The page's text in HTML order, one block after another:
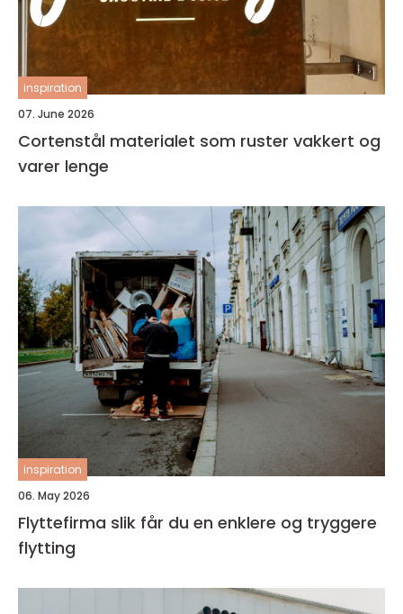
inspiration
07. June 2026
Cortenstål materialet som ruster vakkert og
varer lenge
inspiration
06. May 2026
Flyttefirma slik får du en enklere og tryggere
flytting